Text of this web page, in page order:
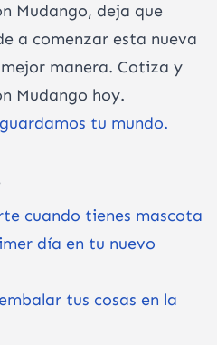
Mudango, deja que
a comenzar esta nueva
manera. Cotiza y
Mudango hoy.
tu mundo.
cuando tienes mascota
día en tu nuevo
tus cosas en la